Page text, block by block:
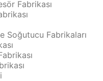
Fabrikası
Soğutucu Fabrikaları